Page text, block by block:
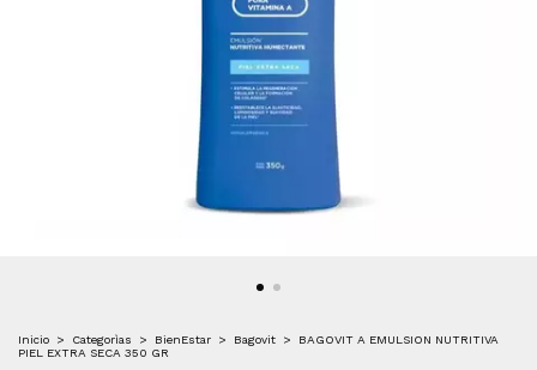
Inicio > Categorìas > BienEstar > Bagovit >
BAGOVIT A EMULSION NUTRITIVA
PIEL EXTRA SECA 350 GR